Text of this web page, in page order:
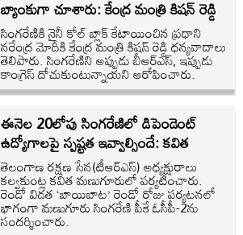
బ్యాంకుగా చూశారు: కేంద్ర మంత్రి కిషన్ రెడ్డి
సింగరేణికి నైనీ కోల్ బ్లాక్ కేటాయించిన ప్రధాని
నరేంద్ర మోదీకి కేంద్ర మంత్రి కిషన్ రెడ్డి ధన్యవాదాలు
తెలిపారు. సింగరేణిని అప్పుడు బీఆర్‌ఎస్, ఇప్పుడు
కాంగ్రెస్ దోచుకుంటున్నాయని ఆరోపించారు.
ఈనెల 20లోపు సింగరేణిలో డిపెండెంట్
ఉద్యోగాలపై స్పష్టత ఇవ్వాల్సిందే: కవిత
తెలంగాణ రక్షణ సేన(టీఆర్‌ఎస్) అధ్యక్షురాలు
కల్వకుంట్ల కవిత మణుగూరులో పర్యటించారు.
రెండో విడత ‘బాయిబాట’ రెండో రోజు పర్యటనలో
భాగంగా మణుగూరు సింగరేణి పీకే ఓసీపీ-2ను
సందర్శించారు.